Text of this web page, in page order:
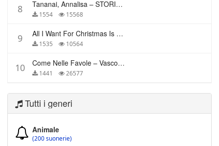
8 Tananai, Annalisa – STORIE BREVI
1554 15568
9 All I Want For Christmas Is You – Mariah Carey
1535 10564
10 Come Nelle Favole – Vasco Rossi
1441 26577
Tutti i generi
Animale
(200 suonerie)